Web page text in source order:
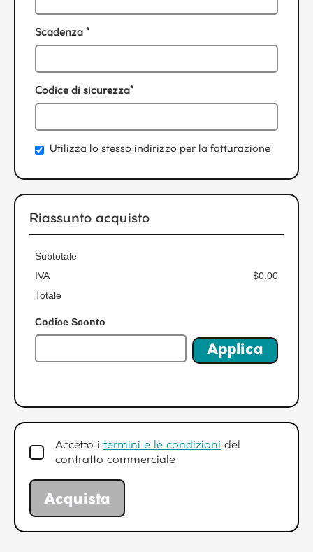
Scadenza *
Codice di sicurezza*
Utilizza lo stesso indirizzo per la fatturazione
Riassunto acquisto
Subtotale
IVA
$0.00
Totale
Codice Sconto
Applica
Accetto i termini e le condizioni del
contratto commerciale
Acquista